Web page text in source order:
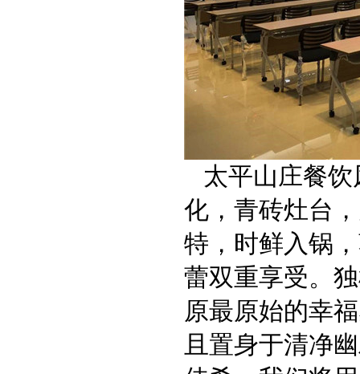
太平山庄餐饮
化，青砖灶台
特，时鲜入锅
蕾双重享受。
原最原始的幸
且置身于清净